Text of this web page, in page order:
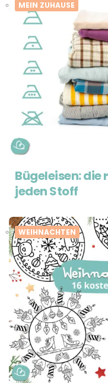
MEIN ZUHAUSE
Bügeleisen:
jeden Stoff
WEIHNACHTEN